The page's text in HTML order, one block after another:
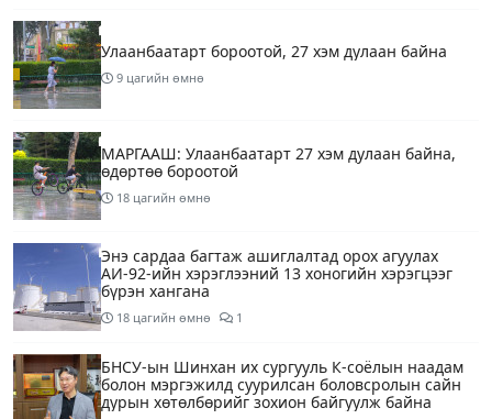
Улаанбаатарт бороотой, 27 хэм дулаан байна
9 цагийн өмнө
МАРГААШ: Улаанбаатарт 27 хэм дулаан байна,
өдөртөө бороотой
18 цагийн өмнө
Энэ сардаа багтаж ашиглалтад орох агуулах
АИ-92-ийн хэрэглээний 13 хоногийн хэрэгцээг
бүрэн хангана
18 цагийн өмнө 1
БНСУ-ын Шинхан их сургууль К-соёлын наадам
болон мэргэжилд суурилсан боловсролын сайн
дурын хөтөлбөрийг зохион байгуулж байна